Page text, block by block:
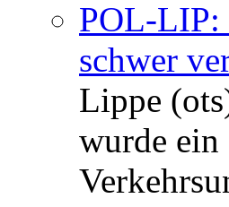
POL-LIP:
schwer
Lippe
wurde